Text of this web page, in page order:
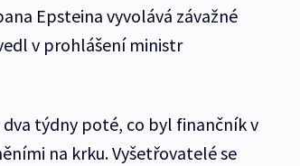
Epsteina vyvolává závažné
v prohlášení ministr
týdny poté, co byl finančník v
na krku. Vyšetřovatelé se